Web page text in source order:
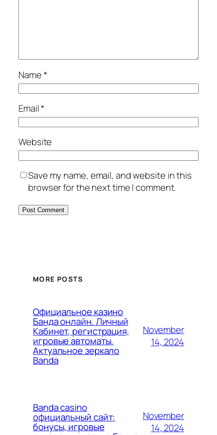
Name*
Email*
Website
Save my name, email, and website in this
browser for the next time I comment.
MORE POSTS
Официальное казино
Банда онлайн. Личный
Кабинет, регистрация,
игровые автоматы.
Актуальное зеркало
Banda
November
14, 2024
Banda casino
официальный сайт:
бонусы, игровые
November
14, 2024